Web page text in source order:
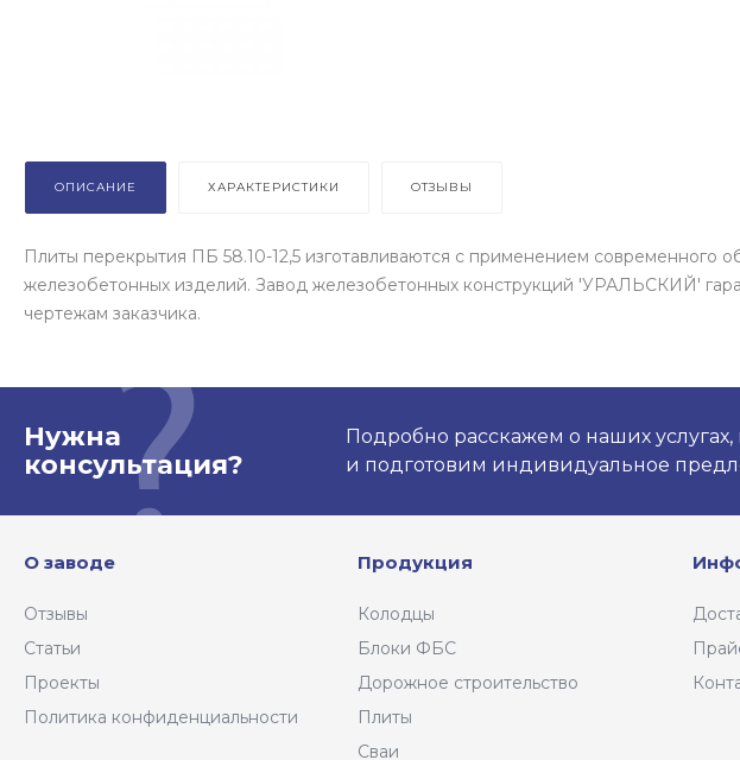
ОПИСАНИЕ ХАРАКТЕРИСТИКИ ОТЗЫВЫ
Плиты перекрытия ПБ 58.10-12,5 изготавливаются с применением
железобетонных изделий. Завод железобетонных конструкций 'УРАЛЬСКИЙ'
чертежам заказчика.
Нужна
консультация?
Подробно расскажем о наших услугах,
и подготовим индивидуальное
О заводе
Отзывы
Статьи
Проекты
Политика конфиденциальности
Продукция
Колодцы
Блоки ФБС
Дорожное строительство
Плиты
Сваи